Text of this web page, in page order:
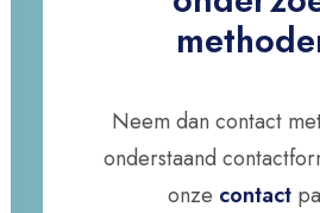
Neem dan contact
onderstaand
onze contact